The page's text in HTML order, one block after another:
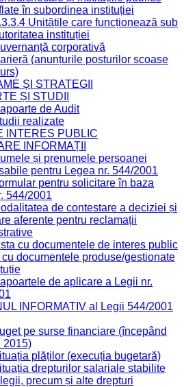
în subordinea instituției
Unitățile care funcționează sub
instituției
corporativă
(anunțurile posturilor scoase
ȘI STRATEGII
ȘI STUDII
de Audit
realizate
INTERES PUBLIC
INFORMAȚII
și prenumele persoanei
pentru Legea nr. 544/2001
pentru solicitare în baza
544/2001
de contestare a deciziei și
aferente pentru reclamații
cu documentele de interes public
documentele produse/gestionate
de aplicare a Legii nr.
INFORMATIV al Legii 544/2001
pe surse financiare (începând
2015)
plăților (execuția bugetară)
drepturilor salariale stabilite
precum și alte drepturi